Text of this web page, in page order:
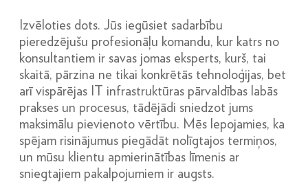
Izvēloties dots. Jūs iegūsiet sadarbību
pieredzējušu profesionāļu komandu, kur katrs no
konsultantiem ir savas jomas eksperts, kurš, tai
skaitā, pārzina ne tikai konkrētās tehnoloģijas, bet
arī vispārējas IT infrastruktūras pārvaldības labās
prakses un procesus, tādējādi sniedzot jums
maksimālu pievienoto vērtību. Mēs lepojamies, ka
spējam risinājumus piegādāt nolīgtajos termiņos,
un mūsu klientu apmierinātības līmenis ar
sniegtajiem pakalpojumiem ir augsts.